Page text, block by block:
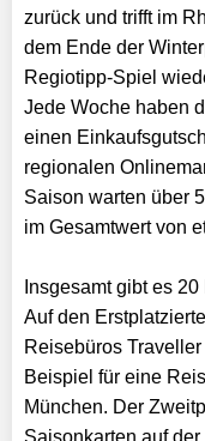
zurück und trifft im
dem Ende der
Regiotipp-Spiel
Jede Woche haben
einen
regionalen
Saison warten über
im Gesamtwert von
Insgesamt gibt es
Auf den
Reisebüros
Beispiel für eine
München. Der